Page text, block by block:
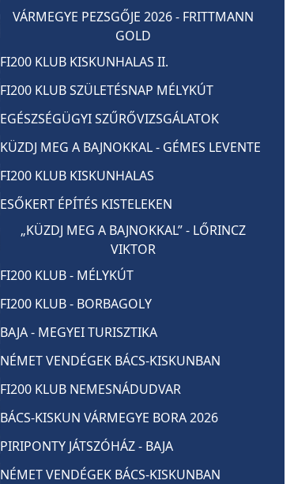
VÁRMEGYE PEZSGŐJE 2026 - FRITTMANN
GOLD
FI200 KLUB KISKUNHALAS II.
FI200 KLUB SZÜLETÉSNAP MÉLYKÚT
EGÉSZSÉGÜGYI SZŰRŐVIZSGÁLATOK
KÜZDJ MEG A BAJNOKKAL - GÉMES LEVENTE
FI200 KLUB KISKUNHALAS
ESŐKERT ÉPÍTÉS KISTELEKEN
„KÜZDJ MEG A BAJNOKKAL” - LŐRINCZ
VIKTOR
FI200 KLUB - MÉLYKÚT
FI200 KLUB - BORBAGOLY
BAJA - MEGYEI TURISZTIKA
NÉMET VENDÉGEK BÁCS-KISKUNBAN
FI200 KLUB NEMESNÁDUDVAR
BÁCS-KISKUN VÁRMEGYE BORA 2026
PIRIPONTY JÁTSZÓHÁZ - BAJA
NÉMET VENDÉGEK BÁCS-KISKUNBAN